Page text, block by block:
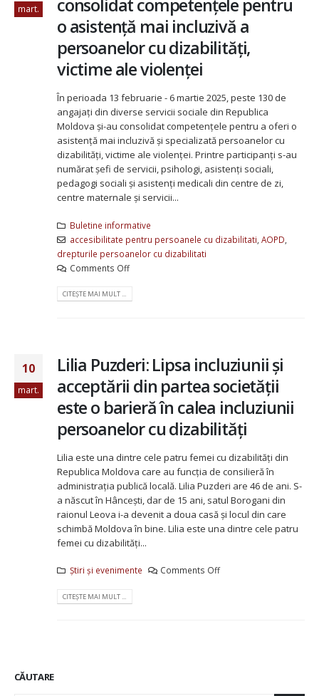
mart.
consolidat competențele pentru
o asistență mai incluzivă a
persoanelor cu dizabilități,
victime ale violenței
În perioada 13 februarie - 6 martie 2025, peste 130 de
angajați din diverse servicii sociale din Republica
Moldova și-au consolidat competențele pentru a oferi o
asistență mai incluzivă și specializată persoanelor cu
dizabilități, victime ale violenței. Printre participanți s-au
numărat șefi de servicii, psihologi, asistenți sociali,
pedagogi sociali și asistenți medicali din centre de zi,
centre maternale și servicii...
Buletine informative
accesibilitate pentru persoanele cu dizabilitati AOPD
drepturile persoanelor cu dizabilitati
Comments Off
CITEȘTE MAI MULT ...
10
mart.
Lilia Puzderi: Lipsa incluziunii și
acceptării din partea societății
este o barieră în calea incluziunii
persoanelor cu dizabilități
Lilia este una dintre cele patru femei cu dizabilități din
Republica Moldova care au funcția de consilieră în
administrația publică locală. Lilia Puzderi are 46 de ani. S-
a născut în Hâncești, dar de 15 ani, satul Borogani din
raionul Leova i-a devenit a doua casă și locul din care
schimbă Moldova în bine. Lilia este una dintre cele patru
femei cu dizabilități...
Știri și evenimente Comments Off
CITEȘTE MAI MULT ...
CĂUTARE